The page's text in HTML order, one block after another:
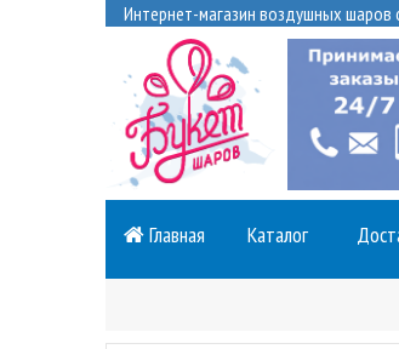
Интернет-магазин воздушных шаров
Главная Каталог